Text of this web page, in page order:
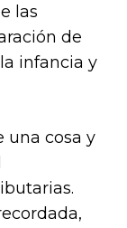
las
de
infancia y
una cosa y